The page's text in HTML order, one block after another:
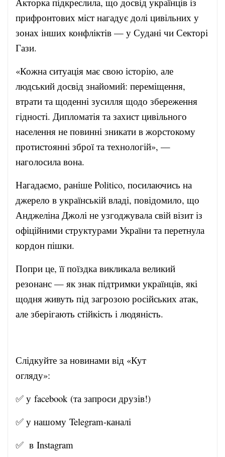
прифронтових міст нагадує долі цивільних у
зонах інших конфліктів — у Судані чи Секторі
Гази.
«Кожна ситуація має свою історію, але
людський досвід знайомий: переміщення,
втрати та щоденні зусилля щодо збереження
гідності. Дипломатія та захист цивільного
населення не повинні зникати в жорстокому
протистоянні зброї та технологій», —
наголосила вона.
Нагадаємо, раніше Politico, посилаючись на
джерело в українській владі, повідомило, що
Анджеліна Джолі не узгоджувала свій візит із
офіційними структурами України та перетнула
кордон пішки.
Попри це, її поїздка викликала великий
резонанс — як знак підтримки українців, які
щодня живуть під загрозою російських атак,
але зберігають стійкість і людяність.
Слідкуйте за новинами від «Кут
огляду»:
✅ у facebook(та запроси друзів!)
✅ у нашому Telegram-каналі
✅ в Instagram